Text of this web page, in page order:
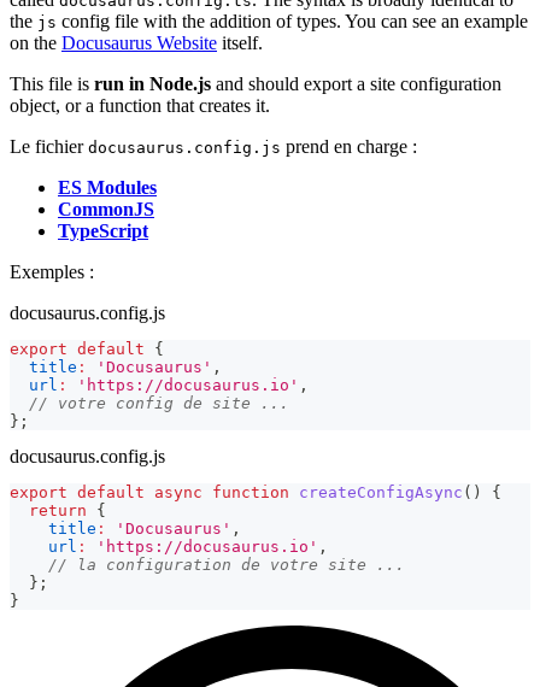
the js config file with the addition of types. You can see an example
on the Docusaurus Website itself.
This file is run in Node.js and should export a site configuration
object, or a function that creates it.
Le fichier docusaurus.config.js prend en charge :
ES Modules
CommonJS
TypeScript
Exemples :
docusaurus.config.js
export default
{
title : 'Docusaurus' ,
url : 'https://docusaurus.io' ,
// votre config de site ...
} ;
docusaurus.config.js
export default async function createConfigAsync ( )
{
return
{
title : 'Docusaurus' ,
url : 'https://docusaurus.io' ,
// la configuration de votre site ...
} ;
}